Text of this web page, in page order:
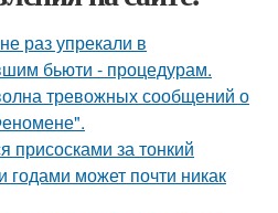
раз упрекали в
бьюти - процедурам.
тревожных сообщений о
присосками за тонкий
может почти никак